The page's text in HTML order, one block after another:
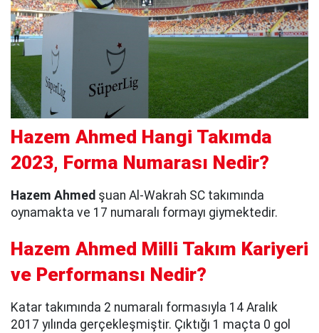
Hazem Ahmed Hangi Takımda
2023, Forma Numarası Nedir?
Hazem Ahmed şuan Al-Wakrah SC takımında
oynamakta ve 17 numaralı formayı giymektedir.
Hazem Ahmed Milli Takım Kariyeri
ve Performansı Nedir?
Katar takımında 2 numaralı formasıyla 14 Aralık
2017 yılında gerçekleşmiştir. Çıktığı 1 maçta 0 gol